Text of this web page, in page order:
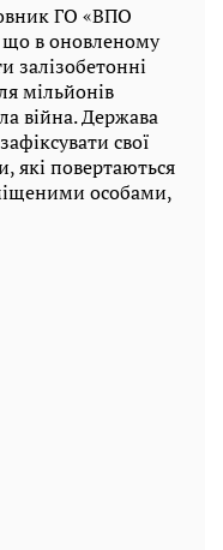
ГО «ВПО
що в оновленому
залізобетонні
мільйонів
війна. Держава
свої
які повертаються
особами,